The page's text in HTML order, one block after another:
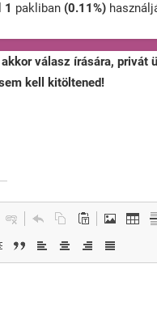
1 pakliban (0.11%)
akkor válasz írására, privát
kell kitöltened!